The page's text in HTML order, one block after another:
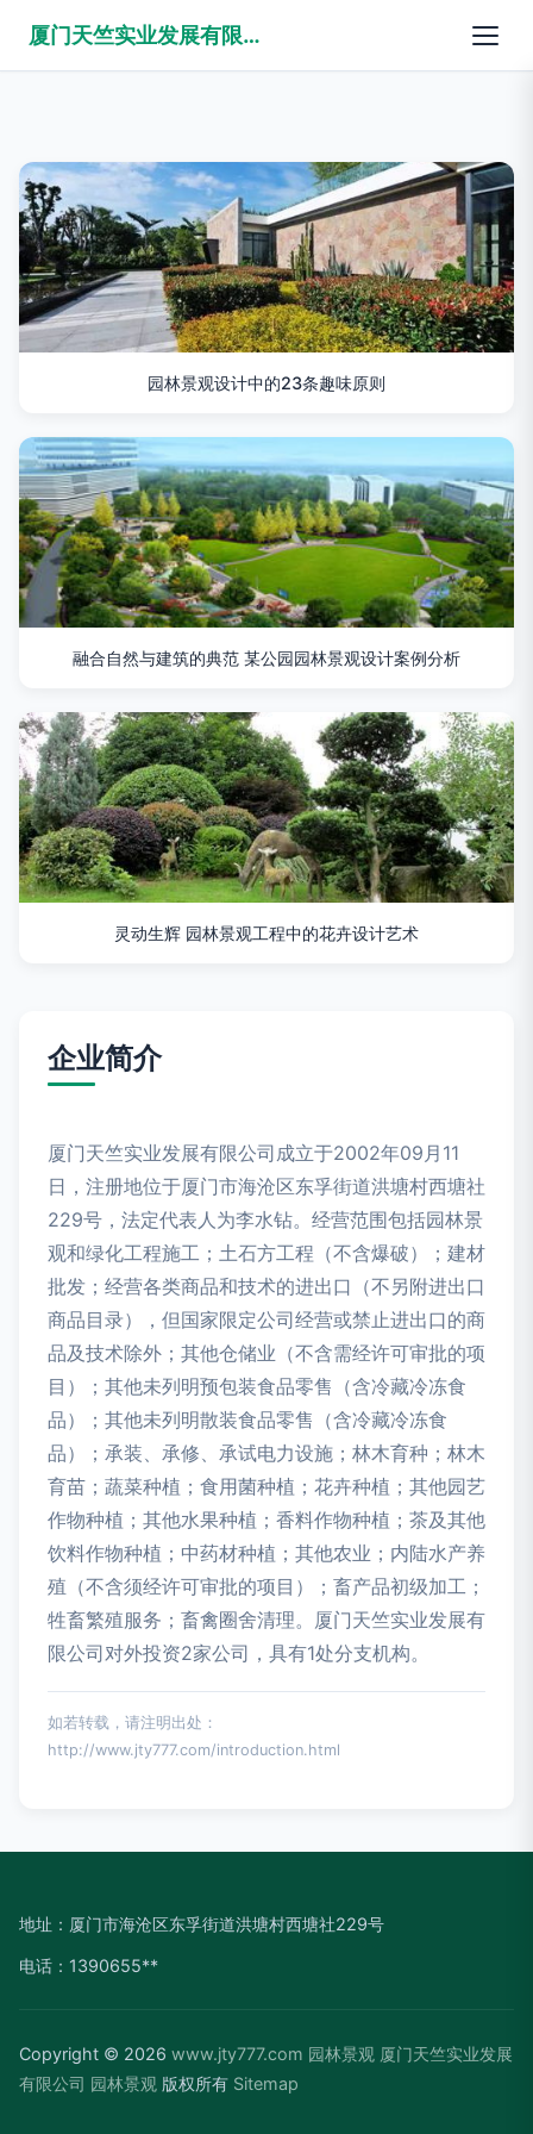
厦门天竺实业发展有限公司
园林景观设计中的23条趣味原则
融合自然与建筑的典范 某公园园林景观设计案例分析
灵动生辉 园林景观工程中的花卉设计艺术
企业简介
厦门天竺实业发展有限公司成立于2002年09月11
日，注册地位于厦门市海沧区东孚街道洪塘村西塘社
229号，法定代表人为李水钻。经营范围包括园林景
观和绿化工程施工；土石方工程（不含爆破）；建材
批发；经营各类商品和技术的进出口（不另附进出口
商品目录），但国家限定公司经营或禁止进出口的商
品及技术除外；其他仓储业（不含需经许可审批的项
目）；其他未列明预包装食品零售（含冷藏冷冻食
品）；其他未列明散装食品零售（含冷藏冷冻食
品）；承装、承修、承试电力设施；林木育种；林木
育苗；蔬菜种植；食用菌种植；花卉种植；其他园艺
作物种植；其他水果种植；香料作物种植；茶及其他
饮料作物种植；中药材种植；其他农业；内陆水产养
殖（不含须经许可审批的项目）；畜产品初级加工；
牲畜繁殖服务；畜禽圈舍清理。厦门天竺实业发展有
限公司对外投资2家公司，具有1处分支机构。
如若转载，请注明出处：
http://www.jty777.com/introduction.html
地址：厦门市海沧区东孚街道洪塘村西塘社229号
电话：1390655**
Copyright © 2026 www.jty777.com 园林景观 厦门天竺实业发展
有限公司 园林景观 版权所有 Sitemap